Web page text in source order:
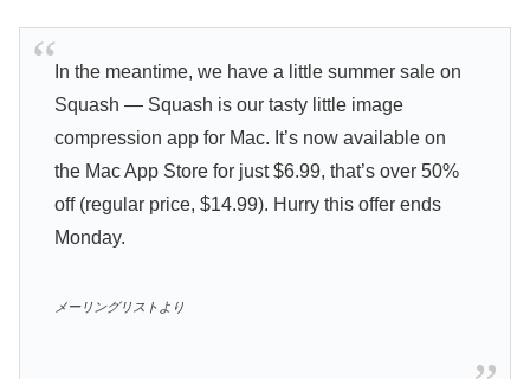
In the meantime, we have a little summer sale on
Squash — Squash is our tasty little image
compression app for Mac. It’s now available on
the Mac App Store for just $6.99, that’s over 50%
off (regular price, $14.99). Hurry this offer ends
Monday.
メーリングリストより